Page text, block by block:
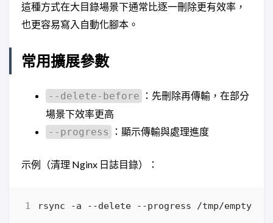
這種方式在大目錄場景下通常比逐一刪除更有效率，
也更容易寫入自動化腳本。
常用擴展參數
--delete-before
：先刪除再傳輸，在部分
場景下效率更高
--progress
：顯示傳輸與處理進度
示例（清理 Nginx 日誌目錄）：